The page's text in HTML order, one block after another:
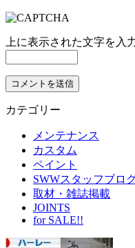
上に表示された文字を入
カテゴリー
メンテナンス
カスタム
ペイント
SWWスタッフブロ
取材・雑誌掲載
JOINTS
for SALE!!